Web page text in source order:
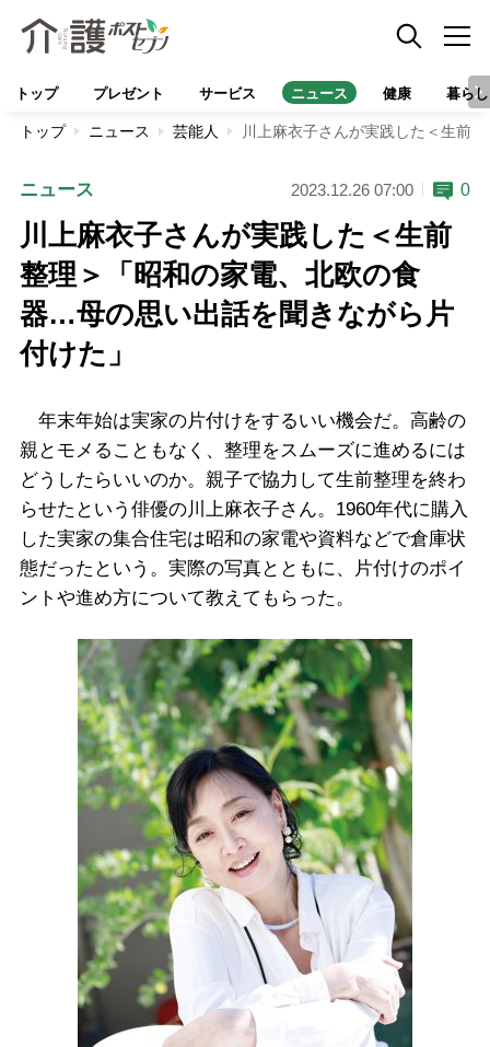
トップ プレゼント サービス ニュース 健康 暮らし
トップ ニュース 芸能人 川上麻衣子さんが実践した＜生前
ニュース 2023.12.26 07:00 0
川上麻衣子さんが実践した＜生前
整理＞「昭和の家電、北欧の食
器…母の思い出話を聞きながら片
付けた」
年末年始は実家の片付けをするいい機会だ。高齢の
親とモメることもなく、整理をスムーズに進めるには
どうしたらいいのか。親子で協力して生前整理を終わ
らせたという俳優の川上麻衣子さん。1960年代に購入
した実家の集合住宅は昭和の家電や資料などで倉庫状
態だったという。実際の写真とともに、片付けのポイ
ントや進め方について教えてもらった。